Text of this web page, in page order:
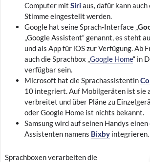
Computer mit Siriaus, dafür kann
Stimme eingestellt werden.
Google hat seine Sprach-Interface „
„Google Assistent“ genannt, es steht
und als App für iOS zur Verfügung. Ab
auch die Sprachbox „Google Home“ in
verfügbar sein.
Microsoft hat die Sprachassistentin
10 integriert. Auf Mobilgeräten ist sie
verbreitet und über Pläne zu
oder Google Home ist nichts bekannt.
Samsung wird auf seinen Handys
Assistenten namens Bixby integrieren.
Sprachboxen verarbeiten die